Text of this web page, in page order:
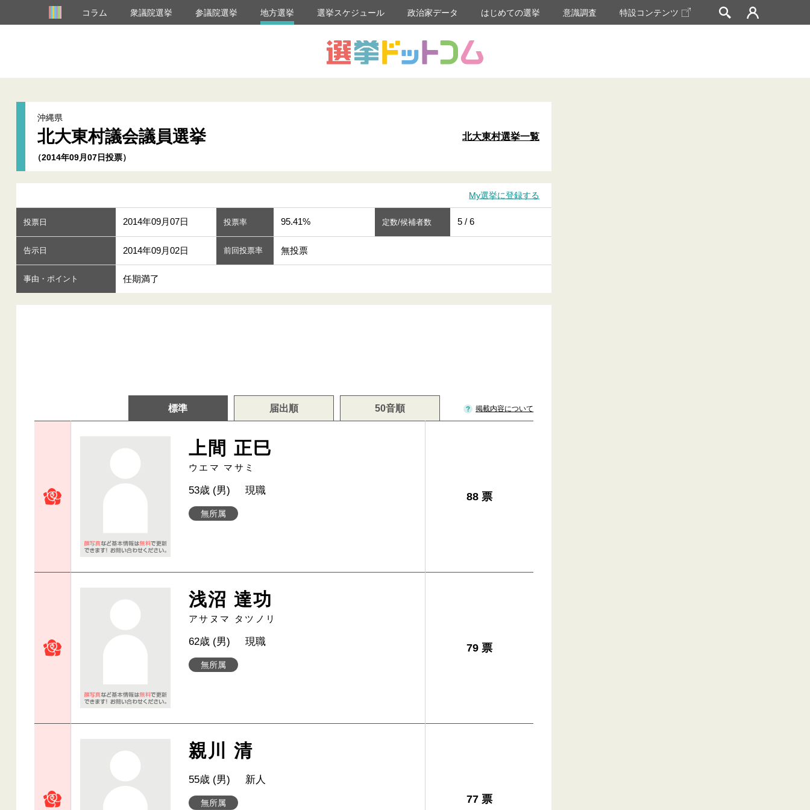
コラム 衆議院選挙 参議院選挙 地方選挙 選挙スケジュール 政治家データ はじめての選挙 意識調査 特設コンテンツ
沖縄県
北大東村議会議員選挙
（2014年09月07日投票）
北大東村選挙一覧
My選挙に登録する
投票日 2014年09月07日 投票率 95.41% 定数/候補者数 5 / 6
告示日 2014年09月02日 前回投票率 無投票
事由・ポイント 任期満了
標準 届出順 50音順 掲載内容について
上間 正巳
ウエマ マサミ
無所属
53歳 (男) 現職
88 票
浅沼 達功
アサヌマ タツノリ
無所属
62歳 (男) 現職
79 票
親川 清
無所属
55歳 (男) 新人
77 票